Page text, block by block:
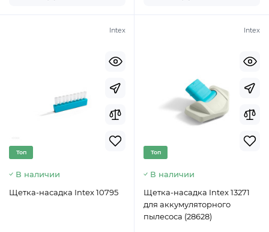
Intex
Топ
В наличии
Щетка-насадка Intex 10795
Intex
Топ
В наличии
Щетка-насадка Intex 13271
для аккумуляторного
пылесоса (28628)